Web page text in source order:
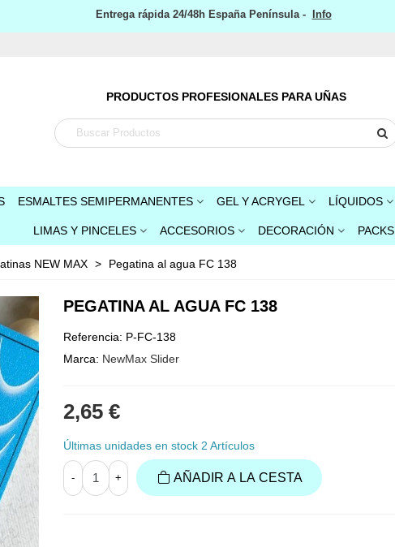
Entrega rápida 24/48h España Península - Info
PRODUCTOS PROFESIONALES PARA UÑAS
ESMALTES SEMIPERMANENTES GEL Y ACRYGEL LÍQUIDOS
LIMAS Y PINCELES ACCESORIOS DECORACIÓN PACKS
NEW MAX > Pegatina al agua FC 138
PEGATINA AL AGUA FC 138
Referencia: P-FC-138
Marca: NewMax Slider
2,65 €
Últimas unidades en stock 2 Artículos
- + AÑADIR A LA CESTA